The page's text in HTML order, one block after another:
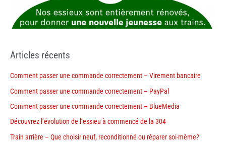
Articles récents
Comment passer une commande correctement – Virement bancaire
Comment passer une commande correctement – PayPal
Comment passer une commande correctement – BlueMedia
Découvrez l’évolution de l’essieu à commencé de la 304
Train arrière – Que choisir neuf, reconditionné ou réparer soi-même?